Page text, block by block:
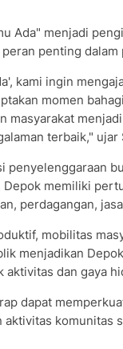
Ada" menjadi
penting
kami ingin
momen
masyarakat
terbaik," ujar
penyelenggaraan
memiliki
perdagangan,
mobilitas
menjadikan
dan gaya
dapat
komunitas